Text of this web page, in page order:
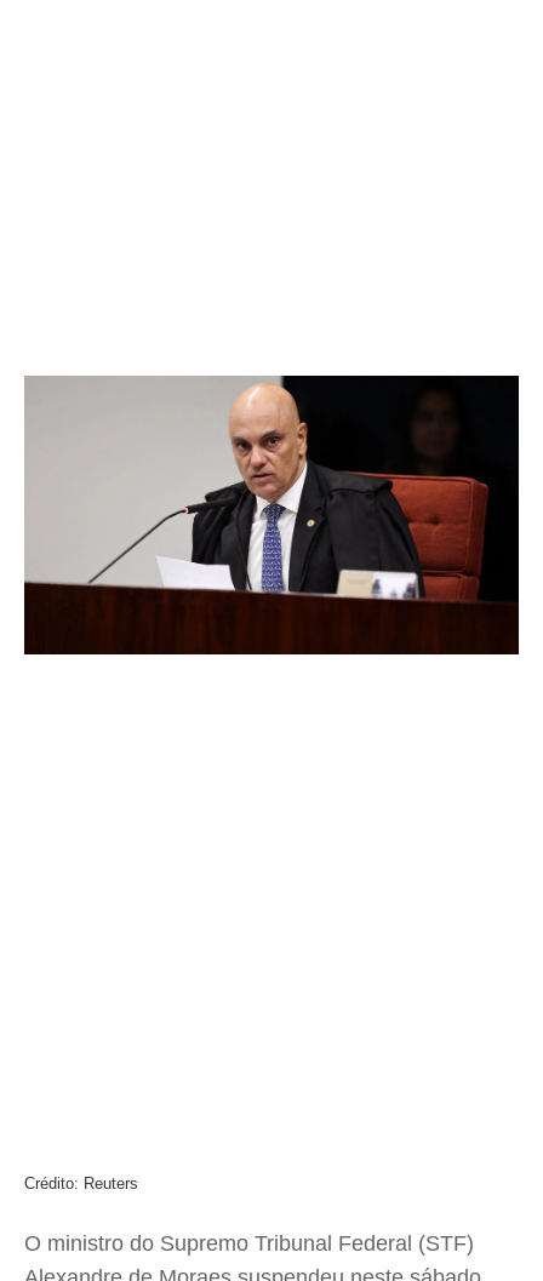
Crédito: Reuters
O ministro do Supremo Tribunal Federal (STF)